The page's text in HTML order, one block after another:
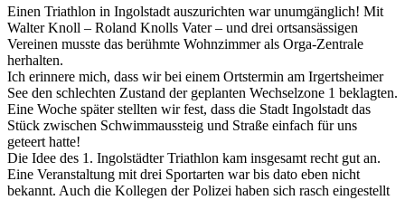
Einen Triathlon in Ingolstadt auszurichten war unumgänglich! Mit
Walter Knoll – Roland Knolls Vater – und drei ortsansässigen
Vereinen musste das berühmte Wohnzimmer als Orga-Zentrale
herhalten.
Ich erinnere mich, dass wir bei einem Ortstermin am Irgertsheimer
See den schlechten Zustand der geplanten Wechselzone 1 beklagten.
Eine Woche später stellten wir fest, dass die Stadt Ingolstadt das
Stück zwischen Schwimmaussteig und Straße einfach für uns
geteert hatte!
Die Idee des 1. Ingolstädter Triathlon kam insgesamt recht gut an.
Eine Veranstaltung mit drei Sportarten war bis dato eben nicht
bekannt. Auch die Kollegen der Polizei haben sich rasch eingestellt